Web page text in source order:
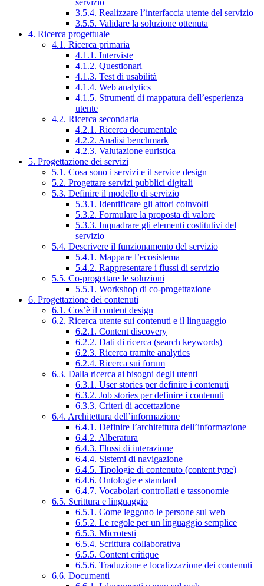
servizio
3.5.4. Realizzare l’interfaccia utente del servizio
3.5.5. Validare la soluzione ottenuta
4. Ricerca progettuale
4.1. Ricerca primaria
4.1.1. Interviste
4.1.2. Questionari
4.1.3. Test di usabilità
4.1.4. Web analytics
4.1.5. Strumenti di mappatura dell’esperienza
utente
4.2. Ricerca secondaria
4.2.1. Ricerca documentale
4.2.2. Analisi benchmark
4.2.3. Valutazione euristica
5. Progettazione dei servizi
5.1. Cosa sono i servizi e il service design
5.2. Progettare servizi pubblici digitali
5.3. Definire il modello di servizio
5.3.1. Identificare gli attori coinvolti
5.3.2. Formulare la proposta di valore
5.3.3. Inquadrare gli elementi costitutivi del
servizio
5.4. Descrivere il funzionamento del servizio
5.4.1. Mappare l’ecosistema
5.4.2. Rappresentare i flussi di servizio
5.5. Co-progettare le soluzioni
5.5.1. Workshop di co-progettazione
6. Progettazione dei contenuti
6.1. Cos’è il content design
6.2. Ricerca utente sui contenuti e il linguaggio
6.2.1. Content discovery
6.2.2. Dati di ricerca (search keywords)
6.2.3. Ricerca tramite analytics
6.2.4. Ricerca sui forum
6.3. Dalla ricerca ai bisogni degli utenti
6.3.1. User stories per definire i contenuti
6.3.2. Job stories per definire i contenuti
6.3.3. Criteri di accettazione
6.4. Architettura dell’informazione
6.4.1. Definire l’architettura dell’informazione
6.4.2. Alberatura
6.4.3. Flussi di interazione
6.4.4. Sistemi di navigazione
6.4.5. Tipologie di contenuto (content type)
6.4.6. Ontologie e standard
6.4.7. Vocabolari controllati e tassonomie
6.5. Scrittura e linguaggio
6.5.1. Come leggono le persone sul web
6.5.2. Le regole per un linguaggio semplice
6.5.3. Microtesti
6.5.4. Scrittura collaborativa
6.5.5. Content critique
6.5.6. Traduzione e localizzazione dei contenuti
6.6. Documenti